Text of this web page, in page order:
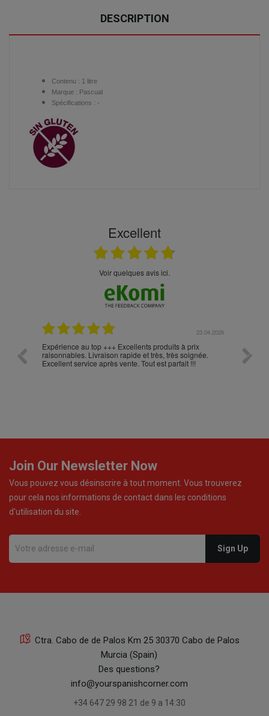
DESCRIPTION
Contenu : 1 litre
Marque : Pascual
Spécifications : -
Excellent
Voir quelques avis ici.
23.04.2026
Expérience au top +++ Excellents produits à prix
raisonnables. Livraison rapide et très, très soignée.
Excellent service après vente. Tout est parfait !!!
Join Our Newsletter Now
Vous pouvez vous désinscrire à tout moment. Vous trouverez
pour cela nos informations de contact dans les conditions
d'utilisation du site.
Ctra. Cabo de de Palos Km 25 30370 Cabo de Palos
Murcia (Spain)
Des questions?
info@yourspanishcorner.com
+34 647 29 98 21 de 9 a 14:30